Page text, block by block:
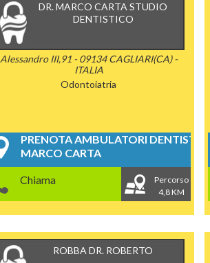
DR. MARCO CARTA STUDIO
DENTISTICO
Alessandro III,91 - 09134 CAGLIARI(CA) -
ITALIA
Odontoiatria
PRENOTA AMBULATORI DENTISTICI
MARCO CARTA
Chiama
Percorso
4,8 KM
ROBBA DR. ROBERTO